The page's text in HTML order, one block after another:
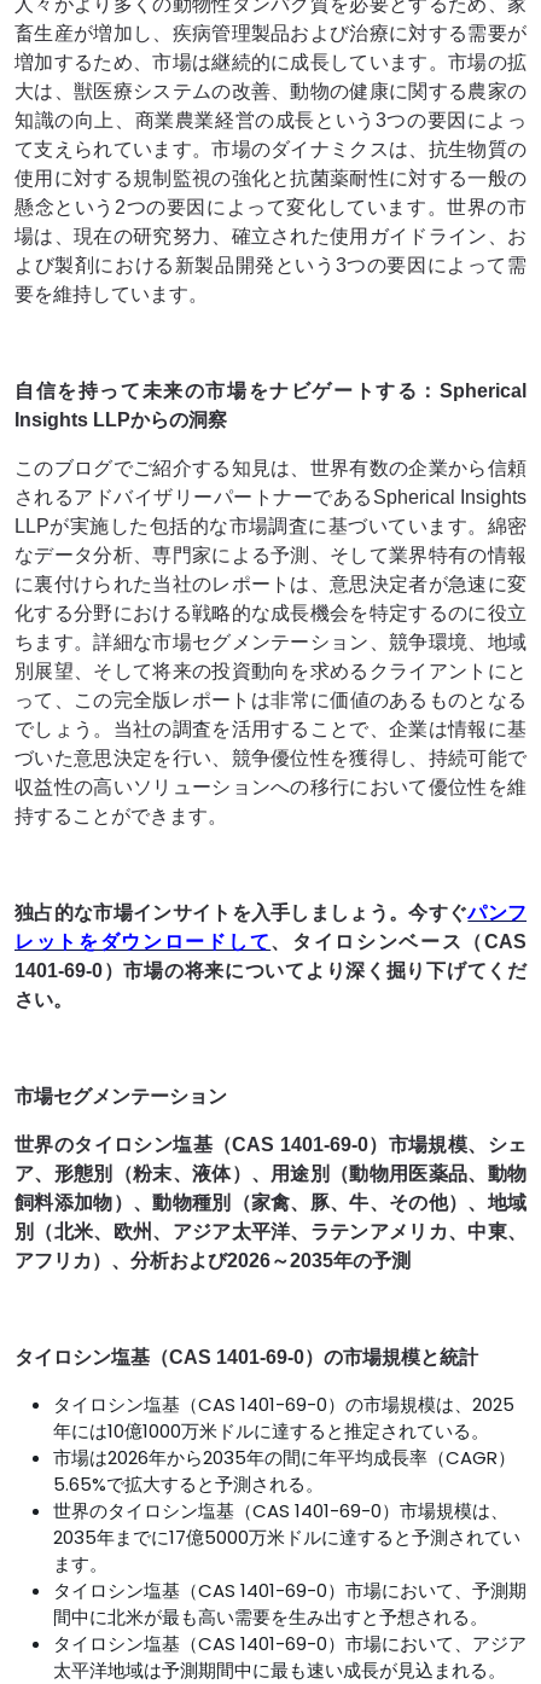
人々がより多くの動物性タンパク質を必要とするため、家
畜生産が増加し、疾病管理製品および治療に対する需要が
増加するため、市場は継続的に成長しています。市場の拡
大は、獣医療システムの改善、動物の健康に関する農家の
知識の向上、商業農業経営の成長という3つの要因によっ
て支えられています。市場のダイナミクスは、抗生物質の
使用に対する規制監視の強化と抗菌薬耐性に対する一般の
懸念という2つの要因によって変化しています。世界の市
場は、現在の研究努力、確立された使用ガイドライン、お
よび製剤における新製品開発という3つの要因によって需
要を維持しています。
自信を持って未来の市場をナビゲートする：Spherical
Insights LLPからの洞察
このブログでご紹介する知見は、世界有数の企業から信頼
されるアドバイザリーパートナーであるSpherical Insights
LLPが実施した包括的な市場調査に基づいています。綿密
なデータ分析、専門家による予測、そして業界特有の情報
に裏付けられた当社のレポートは、意思決定者が急速に変
化する分野における戦略的な成長機会を特定するのに役立
ちます。詳細な市場セグメンテーション、競争環境、地域
別展望、そして将来の投資動向を求めるクライアントにと
って、この完全版レポートは非​​常に価値のあるものとなる
でしょう。当社の調査を活用することで、企業は情報に基
づいた意思決定を行い、競争優位性を獲得し、持続可能で
収益性の高いソリューションへの移行において優位性を維
持することができます。
独占的な市場インサイトを入手しましょう。今すぐパンフ
レットをダウンロードして、タイロシンベース（CAS
1401-69-0）市場の将来についてより深く掘り下げてくだ
さい。
市場セグメンテーション
世界のタイロシン塩基（CAS 1401-69-0）市場規模、シェ
ア、形態別（粉末、液体）、用途別（動物用医薬品、動物
飼料添加物）、動物種別（家禽、豚、牛、その他）、地域
別（北米、欧州、アジア太平洋、ラテンアメリカ、中東、
アフリカ）、分析および2026～2035年の予測
タイロシン塩基（CAS 1401-69-0）の市場規模と統計
タイロシン塩基（CAS 1401-69-0）の市場規模は、2025
年には10億1000万米ドルに達すると推定されている。
市場は2026年から2035年の間に年平均成長率（CAGR）
5.65%で拡大すると予測される。
世界のタイロシン塩基（CAS 1401-69-0）市場規模は、
2035年までに17億5000万米ドルに達すると予測されてい
ます。
タイロシン塩基（CAS 1401-69-0）市場において、予測期
間中に北米が最も高い需要を生み出すと予想される。
タイロシン塩基（CAS 1401-69-0）市場において、アジア
太平洋地域は予測期間中に最も速い成長が見込まれる。